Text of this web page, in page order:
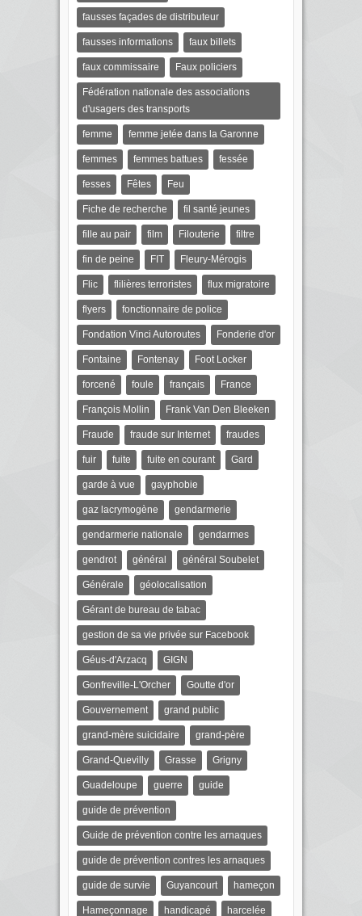
fausses façades de distributeur
fausses informations faux billets
faux commissaire Faux policiers
Fédération nationale des associations
d'usagers des transports
femme femme jetée dans la Garonne
femmes femmes battues fessée
fesses Fêtes Feu
Fiche de recherche fil santé jeunes
fille au pair film Filouterie filtre
fin de peine FIT Fleury-Mérogis
Flic flilières terroristes flux migratoire
flyers fonctionnaire de police
Fondation Vinci Autoroutes Fonderie d'or
Fontaine Fontenay Foot Locker
forcené foule français France
François Mollin Frank Van Den Bleeken
Fraude fraude sur Internet fraudes
fuir fuite fuite en courant Gard
garde à vue gayphobie
gaz lacrymogène gendarmerie
gendarmerie nationale gendarmes
gendrot général général Soubelet
Générale géolocalisation
Gérant de bureau de tabac
gestion de sa vie privée sur Facebook
Géus-d'Arzacq GIGN
Gonfreville-L'Orcher Goutte d'or
Gouvernement grand public
grand-mère suicidaire grand-père
Grand-Quevilly Grasse Grigny
Guadeloupe guerre guide
guide de prévention
Guide de prévention contre les arnaques
guide de prévention contres les arnaques
guide de survie Guyancourt hameçon
Hameçonnage handicapé harcelée